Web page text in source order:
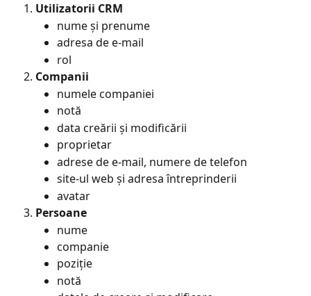
Utilizatorii CRM
nume și prenume
adresa de e-mail
rol
Companii
numele companiei
notă
data creării și modificării
proprietar
adrese de e-mail, numere de telefon
site-ul web și adresa întreprinderii
avatar
Persoane
nume
companie
poziție
notă